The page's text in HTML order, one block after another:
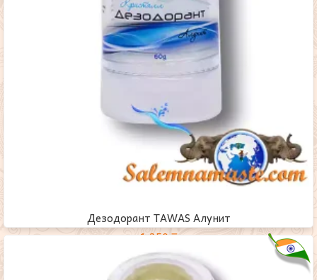
Дезодорант TAWAS Алунит
1,350₸